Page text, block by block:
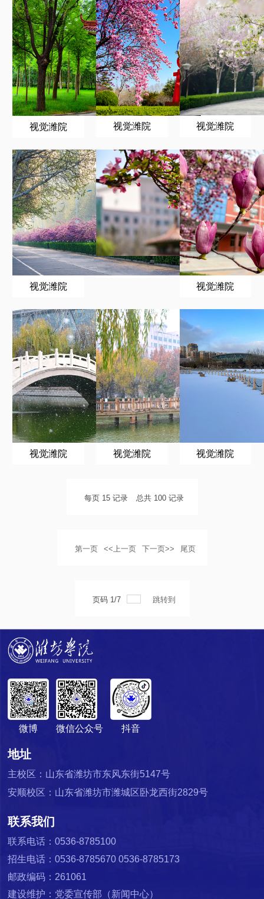
视觉潍院 视觉潍院 视觉潍院
视觉潍院
视觉潍院
视觉潍院
视觉潍院 视觉潍院 视觉潍院
每页 15记录 总共 100记录
第一页 <<上一页 下一页>> 尾页
页码 1/7 跳转到
微博 微信公众号 抖音
地址
主校区：山东省潍坊市东风东街5147号
安顺校区：山东省潍坊市潍城区卧龙西街2829号
联系我们
联系电话：0536-8785100
招生电话：0536-8785670 0536-8785173
邮政编码：261061
建设维护：党委宣传部（新闻中心）